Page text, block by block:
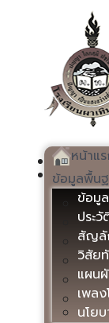
หน้าแ
ข้อมูลพื้น
ข้อมู
ประวั
สัญลั
วิสัย
แผน
เพลง
นโย